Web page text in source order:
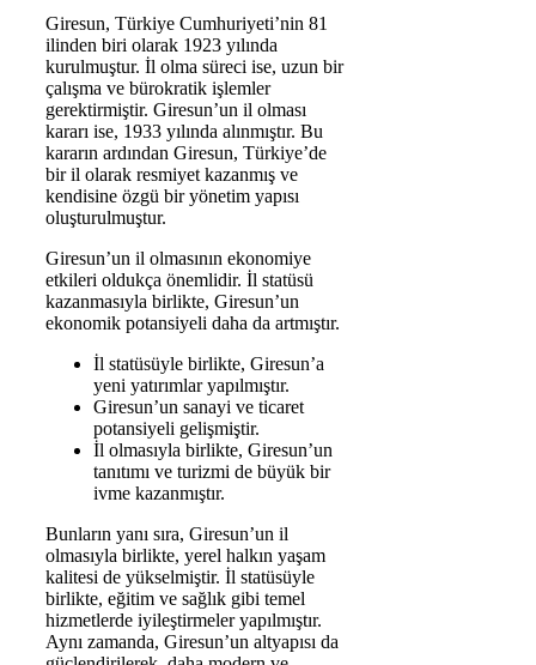
Giresun, Türkiye Cumhuriyeti’nin 81
ilinden biri olarak 1923 yılında
kurulmuştur. İl olma süreci ise, uzun bir
çalışma ve bürokratik işlemler
gerektirmiştir. Giresun’un il olması
kararı ise, 1933 yılında alınmıştır. Bu
kararın ardından Giresun, Türkiye’de
bir il olarak resmiyet kazanmış ve
kendisine özgü bir yönetim yapısı
oluşturulmuştur.
Giresun’un il olmasının ekonomiye
etkileri oldukça önemlidir. İl statüsü
kazanmasıyla birlikte, Giresun’un
ekonomik potansiyeli daha da artmıştır.
İl statüsüyle birlikte, Giresun’a
yeni yatırımlar yapılmıştır.
Giresun’un sanayi ve ticaret
potansiyeli gelişmiştir.
İl olmasıyla birlikte, Giresun’un
tanıtımı ve turizmi de büyük bir
ivme kazanmıştır.
Bunların yanı sıra, Giresun’un il
olmasıyla birlikte, yerel halkın yaşam
kalitesi de yükselmiştir. İl statüsüyle
birlikte, eğitim ve sağlık gibi temel
hizmetlerde iyileştirmeler yapılmıştır.
Aynı zamanda, Giresun’un altyapısı da